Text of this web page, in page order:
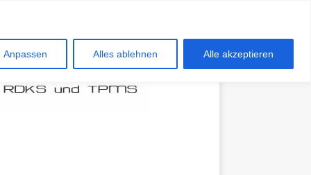
Anpassen Alles ablehnen Alle akzeptieren